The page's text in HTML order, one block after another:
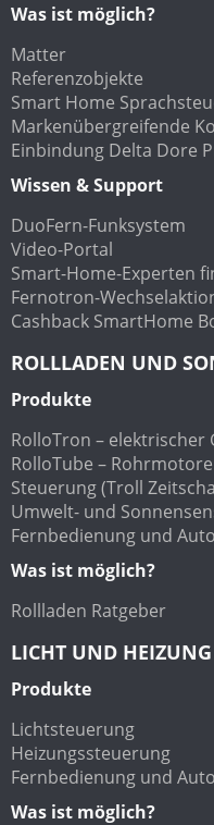
Was ist möglich?
Matter
Referenzobjekte
Smart Home
Markenübergreifende
Einbindung Delta Dore
Wissen & Support
DuoFern-Funksystem
Video-Portal
Smart-Home-Experten
Fernotron-
Cashback SmartHome
ROLLLADEN UND
Produkte
RolloTron – elektrischer
RolloTube – Rohrmotore
Steuerung (Troll
Umwelt- und
Fernbedienung und
Was ist möglich?
Rollladen Ratgeber
LICHT UND HEIZUNG
Produkte
Lichtsteuerung
Heizungssteuerung
Fernbedienung und
Was ist möglich?